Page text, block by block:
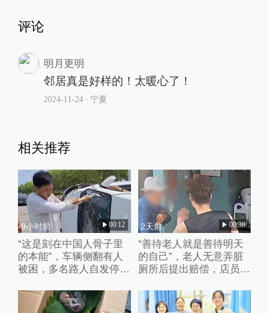
评论
明月更明
邻居真是好样的！太暖心了！
2024-11-24∙ 宁夏
相关推荐
9小时前 00:12
“这是刻在中国人骨子里
的本能”，车辆侧翻有人
被困，多名路人自发停车
2天前 00:38
“善待老人就是善待明天
的自己”，老人无意弄脏
厕所后提出赔偿，店员婉